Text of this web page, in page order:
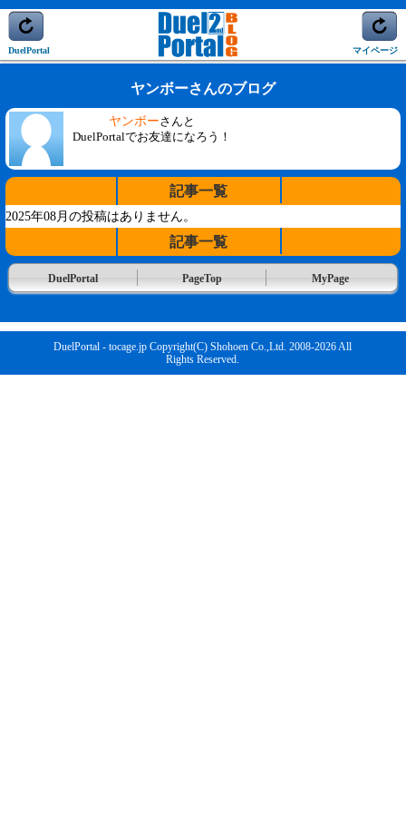
DuelPortal マイページ
ヤンボーさんのブログ
ヤンボーさんと
DuelPortalでお友達になろう！
記事一覧
2025年08月の投稿はありません。
記事一覧
DuelPortal PageTop MyPage
DuelPortal - tocage.jp Copyright(C) Shohoen Co.,Ltd. 2008-2026 All
Rights Reserved.